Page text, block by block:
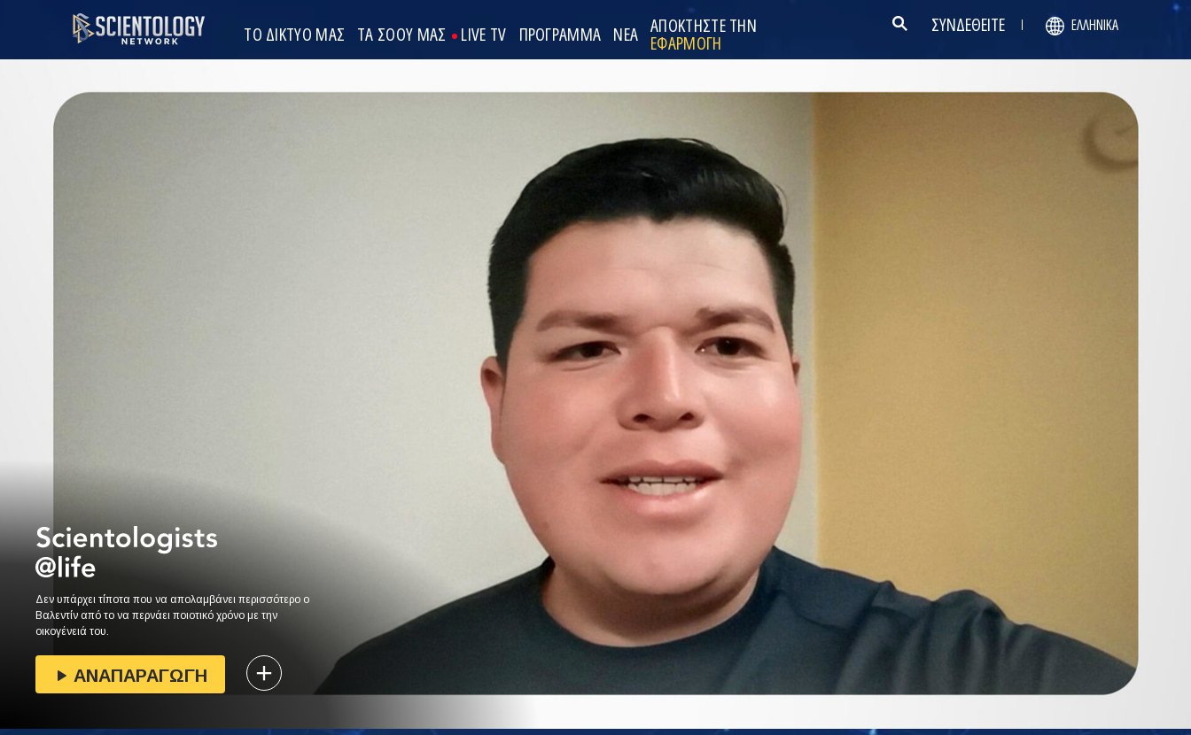
ΤΟ ΔΙΚΤΥΟ ΜΑΣ ΤΑ ΣΟΟΥ ΜΑΣ LIVE TV ΠΡΟΓΡΑΜΜΑ ΝΕΑ ΑΠΟΚΤΗΣΤΕ ΤΗΝ
ΕΦΑΡΜΟΓΗ
ΣΥΝΔΕΘΕΙΤΕ ΕΛΛΗΝΙΚΆ
Δεν υπάρχει τίποτα που να απολαμβάνει περισσότερο ο
Βαλεντίν από το να περνάει ποιοτικό χρόνο με την
οικογένειά του.
ΑΝΑΠΑΡΑΓΩΓΗ